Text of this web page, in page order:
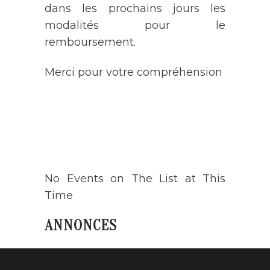
dans les prochains jours les
modalités pour le
remboursement.
Merci pour votre compréhension
No Events on The List at This
Time
ANNONCES